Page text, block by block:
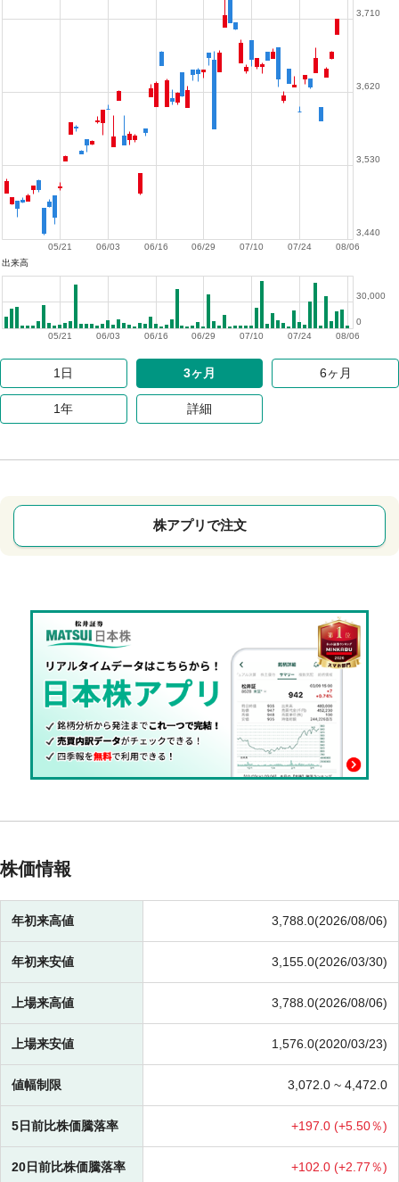
08/06
07/24
07/10
06/29
06/16
06/03
05/21
3,440
3,530
3,620
3,710
出来高
08/06
07/24
07/10
06/29
06/16
06/03
05/21
0
30,000
1日 3ヶ月 6ヶ月
1年 詳細
株アプリで注文
株価情報
年初来高値 3,788.0(2026/08/06)
年初来安値 3,155.0(2026/03/30)
上場来高値 3,788.0(2026/08/06)
上場来安値 1,576.0(2020/03/23)
値幅制限 3,072.0 ~ 4,472.0
5日前比株価騰落率 +197.0 (+5.50％)
20日前比株価騰落率 +102.0 (+2.77％)